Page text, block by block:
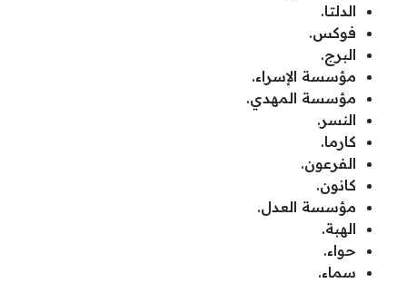
الدلتا.
فوكس.
البرج.
مؤسسة الإسراء.
مؤسسة المهدي.
النسر.
كارما.
الفرعون.
كانون.
مؤسسة العدل.
الهبة.
حواء.
سماء.